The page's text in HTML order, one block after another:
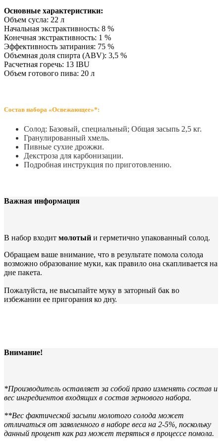
Основные характеристики:
Объем сусла: 22 л
Начальная экстрактивность: 8 %
Конечная экстрактивность: 1 %
Эффективность затирания: 75 %
Объемная доля спирта (ABV): 3,5 %
Расчетная горечь: 13 IBU
Объем готового пива: 20 л
Состав набора «Освежающее»*:
Солод: Базовый, специальный; Общая засыпь 2,5 кг.
Гранулированный хмель.
Пивные сухие дрожжи.
Декстроза для карбонизации.
Подробная инструкция по приготовлению.
Важная информация
В набор входит молотый и герметично упакованный солод.
Обращаем ваше внимание, что в результате помола солода
возможно образование муки, как правило она скапливается на
дне пакета.
Пожалуйста, не высыпайте муку в заторный бак во
избежании ее пригорания ко дну.
Внимание!
*Производитель оставляет за собой право изменять состав и
вес ингредиентов входящих в состав зернового набора.
**Вес фактической засыпи молотого солода может
отличаться от заявленного в наборе веса на 2-5%, поскольку
данный процент как раз может теряться в процессе помола.